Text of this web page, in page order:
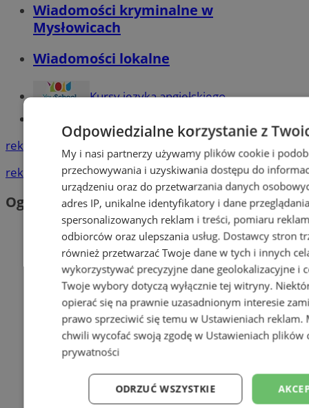
Wiadomości kryminalne w
Mysłowicach
Wiadomości lokalne
Kursy języka angielskiego
reklama
reklama
Ogłoszenia
Odpowiedzialne korzystanie z
My i nasi partnerzy używamy plików cookie i
przechowywania i uzyskiwania dostępu do
urządzeniu oraz do przetwarzania danych
adres IP, unikalne identyfikatory i dane
spersonalizowanych reklam i treści, pomiaru
odbiorców oraz ulepszania usług. Dostawcy stron
również przetwarzać Twoje dane w tych i innych
wykorzystywać precyzyjne dane geolokalizacyjne i
Twoje wybory dotyczą wyłącznie tej witryny.
opierać się na prawnie uzasadnionym interesie
prawo sprzeciwić się temu w Ustawieniach reklam.
chwili wycofać swoją zgodę w Ustawieniach plików
prywatności
ODRZUĆ WSZYSTKIE